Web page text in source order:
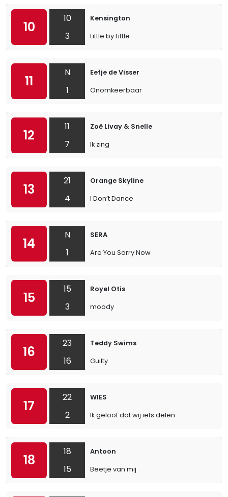
10
10
3
Kensington
Little by Little
11
N
1
Eefje de Visser
Onomkeerbaar
12
11
7
Zoë Livay & Snelle
Ik zing
13
21
4
Orange Skyline
I Don’t Dance
14
N
1
SERA
Are You Sorry Now
15
15
3
Royel Otis
moody
16
23
16
Teddy Swims
Guilty
17
22
2
WIES
Ik geloof dat wij iets delen
18
18
15
Antoon
Beetje van mij